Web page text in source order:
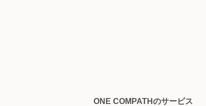
ONE COMPATHのサービス